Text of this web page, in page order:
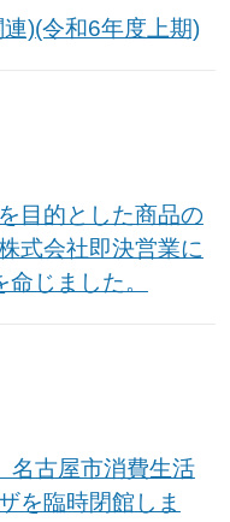
)(令和6年度上期)
目的とした商品の
式会社即決営業に
じました。
名古屋市消費生活
を臨時閉館しま